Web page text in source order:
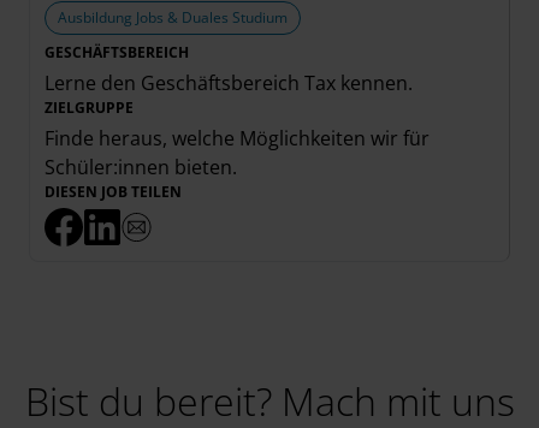
Ausbildung Jobs & Duales Studium
GESCHÄFTSBEREICH
Lerne den Geschäftsbereich Tax kennen.
ZIELGRUPPE
Finde heraus, welche Möglichkeiten wir für
Schüler:innen bieten.
DIESEN JOB TEILEN
Bist du bereit? Mach mit uns